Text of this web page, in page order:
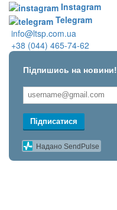
Instagram
Telegram
info@ltsp.com.ua
+38 (044) 465-74-62
Підпишись на новини!
Підписатися
Надано SendPulse